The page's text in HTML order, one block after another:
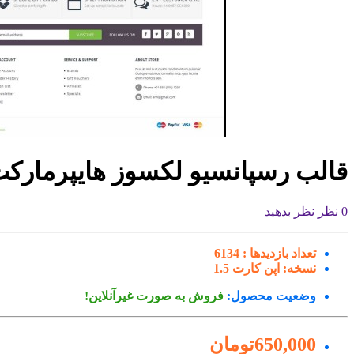
قالب رسپانسیو لکسوز
0 نظر نظر بدهید
تعداد بازدیدها : 6134
نسخه: اپن کارت 1.5
وضعیت محصول: فروش به صورت غیرآنلاین!
650,000تومان